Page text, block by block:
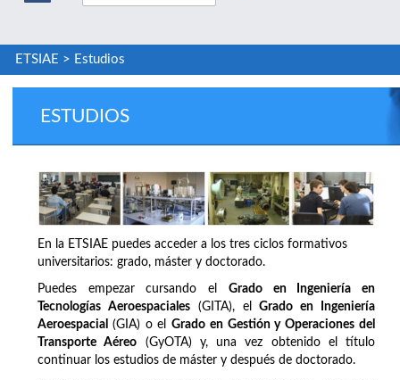
ETSIAE > Estudios
ESTUDIOS
En la ETSIAE puedes acceder a los tres ciclos formativos
universitarios: grado, máster y doctorado.
Puedes empezar cursando el Grado en Ingeniería en
Tecnologías Aeroespaciales(GITA), elGrado en Ingeniería
Aeroespacial (GIA) o elGrado en Gestión y Operaciones del
Transporte Aéreo (GyOTA) y, una vez obtenido el título
continuar los estudios de máster y después de doctorado.